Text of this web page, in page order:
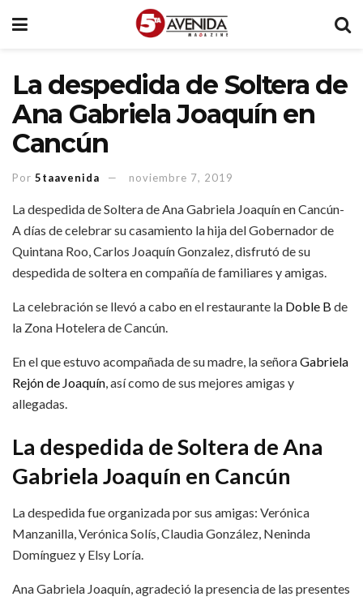
La despedida de Soltera de
Ana Gabriela Joaquín en
Cancún
Por 5taavenida noviembre 7, 2019
La despedida de Soltera de Ana Gabriela Joaquín en Cancún-
A días de celebrar su casamiento la hija del Gobernador de
Quintana Roo, Carlos Joaquín Gonzalez, disfrutó de su
despedida de soltera en compañía de familiares y amigas.
La celebración se llevó a cabo en el restaurante la Doble B de
la Zona Hotelera de Cancún.
En el que estuvo acompañada de su madre, la señoraGabriela
Rejón de Joaquín , así como de sus mejores amigas y
allegadas.
La despedida de Soltera de Ana
Gabriela Joaquín en Cancún
La despedida fue organizada por sus amigas: Verónica
Manzanilla, Verónica Solís, Claudia González, Neninda
Domínguez y Elsy Loría.
Ana Gabriela Joaquín, agradeció la presencia de las presentes